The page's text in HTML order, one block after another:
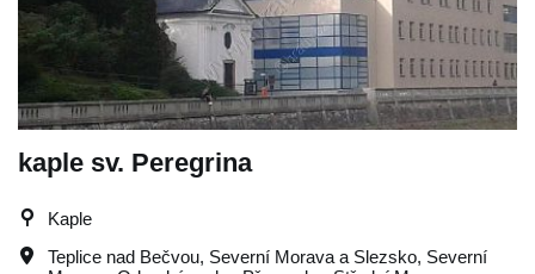
kaple sv. Peregrina
Kaple
Teplice nad Bečvou, Severní Morava a Slezsko, Severní